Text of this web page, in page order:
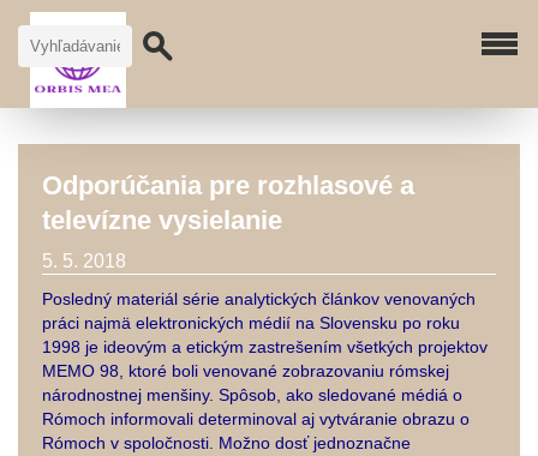
Odporúčania pre rozhlasové a
televízne vysielanie
5. 5. 2018
Posledný materiál série analytických článkov venovaných
práci najmä elektronických médií na Slovensku po roku
1998 je ideovým a etickým zastrešením všetkých projektov
MEMO 98, ktoré boli venované zobrazovaniu rómskej
národnostnej menšiny. Spôsob, ako sledované médiá o
Rómoch informovali determinoval aj vytváranie obrazu o
Rómoch v spoločnosti. Možno dosť jednoznačne